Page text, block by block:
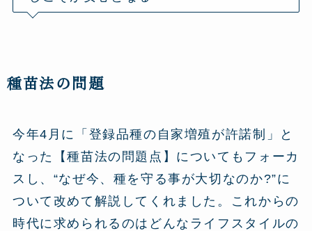
種苗法の問題
今年4月に「登録品種の自家増殖が許諾制」と
なった【種苗法の問題点】についてもフォーカ
スし、“なぜ今、種を守る事が大切なのか?”に
ついて改めて解説してくれました。これからの
時代に求められるのはどんなライフスタイルの